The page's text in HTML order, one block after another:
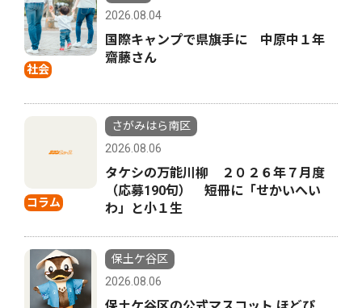
社会
2026.08.04
国際キャンプで県旗手に 中原中１年
齋藤さん
コラム
さがみはら南区
2026.08.06
タケシの万能川柳 ２０２６年７月度
（応募190句） 短冊に「せかいへい
わ」と小１生
保土ケ谷区
2026.08.06